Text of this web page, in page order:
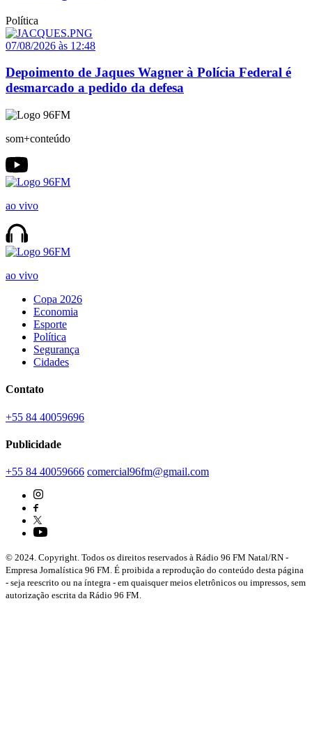
Política
07/08/2026 às 12:48
Depoimento de Jaques Wagner à Polícia Federal é
desmarcado a pedido da defesa
som+conteúdo
ao vivo
ao vivo
Copa 2026
Economia
Esporte
Política
Segurança
Cidades
Contato
+55 84 40059696
Publicidade
+55 84 40059666 comercial96fm@gmail.com
© 2024. Copyright. Todos os direitos reservados à Rádio 96 FM Natal/RN -
Empresa Jornalística 96 FM. É proibida a reprodução do conteúdo desta página
- seja reescrito ou na íntegra - em quaisquer meios eletrônicos ou impressos, sem
autorização escrita da Rádio 96 FM.